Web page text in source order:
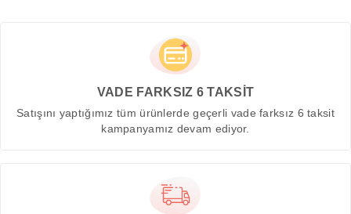
VADE FARKSIZ 6 TAKSİT
Satışını yaptığımız tüm ürünlerde geçerli vade farksız 6 taksit
kampanyamız devam ediyor.